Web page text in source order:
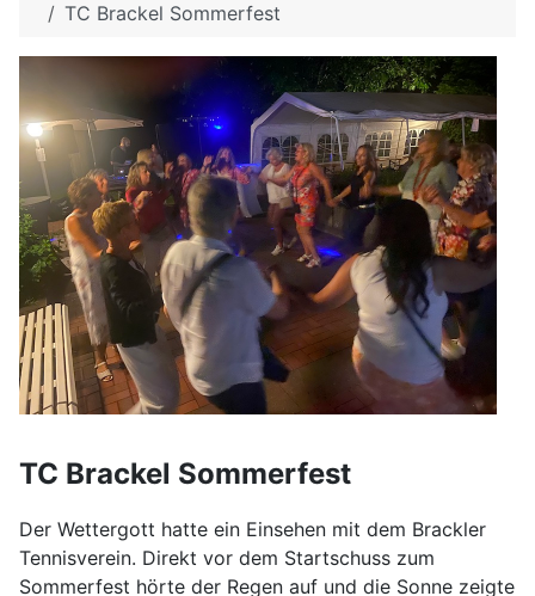
TC Brackel Sommerfest
TC Brackel Sommerfest
Der Wettergott hatte ein Einsehen mit dem Brackler
Tennisverein. Direkt vor dem Startschuss zum
Sommerfest hörte der Regen auf und die Sonne zeigte